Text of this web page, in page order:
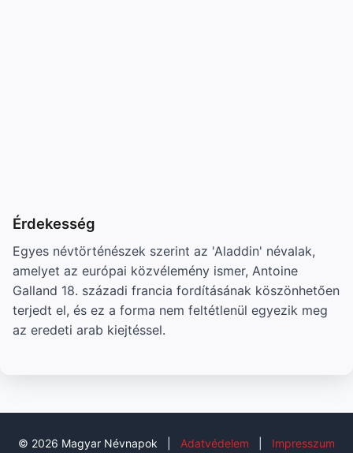
Érdekesség
Egyes névtörténészek szerint az 'Aladdin' névalak,
amelyet az európai közvélemény ismer, Antoine
Galland 18. századi francia fordításának köszönhetően
terjedt el, és ez a forma nem feltétlenül egyezik meg
az eredeti arab kiejtéssel.
© 2026 Magyar Névnapok Adatvédelem Impresszum